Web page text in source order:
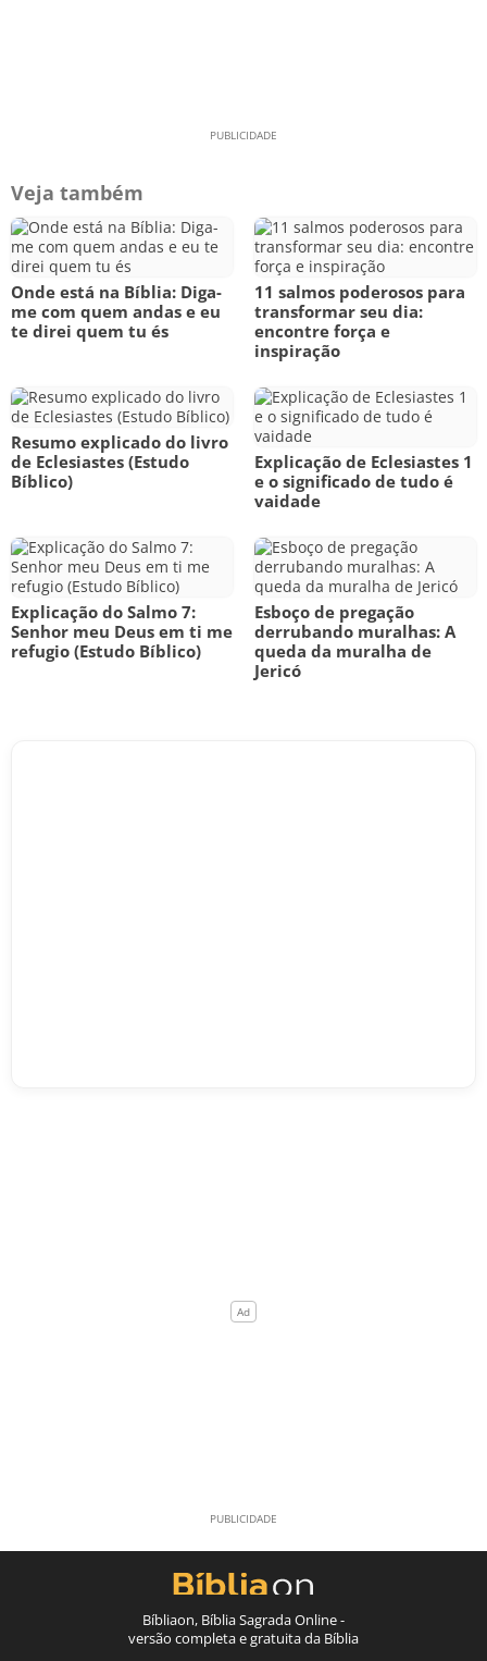
Veja também
Onde está na Bíblia: Diga-
me com quem andas e eu
te direi quem tu és
11 salmos poderosos para
transformar seu dia:
encontre força e
inspiração
Resumo explicado do livro
de Eclesiastes (Estudo
Bíblico)
Explicação de Eclesiastes 1
e o significado de tudo é
vaidade
Explicação do Salmo 7:
Senhor meu Deus em ti me
refugio (Estudo Bíblico)
Esboço de pregação
derrubando muralhas: A
queda da muralha de
Jericó
Bíbliaon, Bíblia Sagrada Online -
versão completa e gratuita da Bíblia